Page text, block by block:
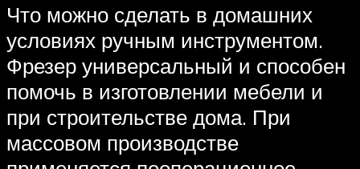
Что можно сделать в домашних
условиях ручным инструментом.
Фрезер универсальный и способен
помочь в изготовлении мебели и
при строительстве дома. При
массовом производстве